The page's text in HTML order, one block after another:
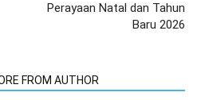
Perayaan Natal dan Tahun
Baru 2026
FROM AUTHOR